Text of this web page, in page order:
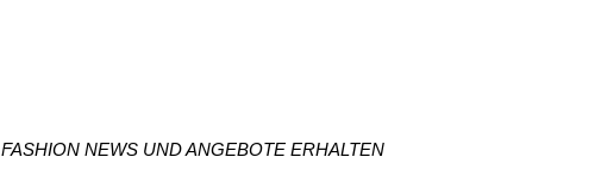
FASHION NEWS UND ANGEBOTE ERHALTEN